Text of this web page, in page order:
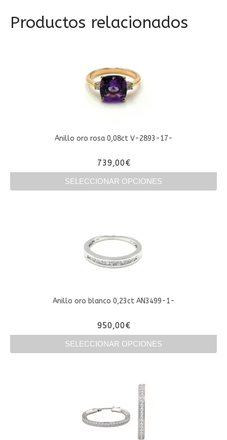
Productos relacionados
Anillo oro rosa 0,08ct V-2893-17-
739,00€
SELECCIONAR OPCIONES
variantes.
opciones
se
en
la
de
producto
Anillo oro blanco 0,23ct AN3499-1-
950,00€
SELECCIONAR OPCIONES
múltiples
variantes.
Las
opciones
se